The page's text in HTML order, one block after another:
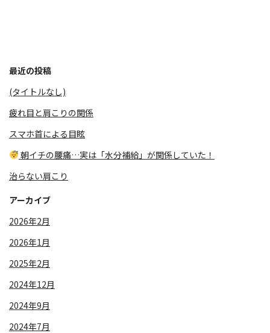
最近の投稿
(タイトルなし)
疲れ目と肩こりの関係
スマホ首による目眩
朝イチの腰痛…実は「水分補給」が関係していた！
治らない肩こり
アーカイブ
2026年2月
2026年1月
2025年2月
2024年12月
2024年9月
2024年7月